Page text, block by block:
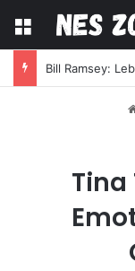
Menü
Bill Ramsey:
Tina